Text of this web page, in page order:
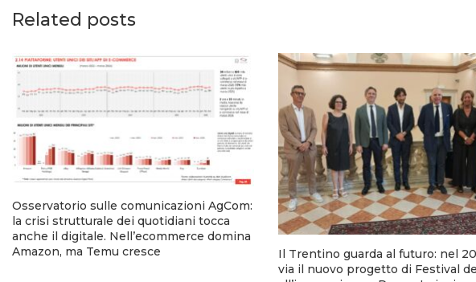
Related posts
Osservatorio sulle comunicazioni AgCom:
la crisi strutturale dei quotidiani tocca
anche il digitale. Nell’ecommerce domina
Amazon, ma Temu cresce
Il Trentino guarda al futuro: nel
via il nuovo progetto di Festival